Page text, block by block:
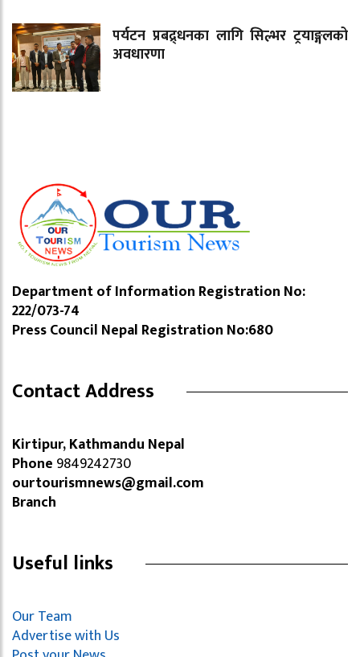
पर्यटन प्रबद्र्धनका लागि सिल्भर ट्रयाङ्गलको
अवधारणा
Department of Information Registration No:
222/073-74
Press Council Nepal Registration No:680
Contact Address
Kirtipur, Kathmandu Nepal
Phone 9849242730
ourtourismnews@gmail.com
Branch
Useful links
Our Team
Advertise with Us